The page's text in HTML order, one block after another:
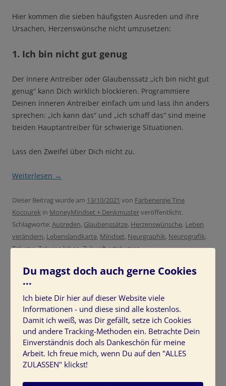
Hier kommen die sieben häufigsten Ausreden und ihre
Ursachen, Herzenswünsche nicht umzusetzen:
1. Ich bin nicht gut genug
Der innere Antreiber oder Glaubenssatz „ich bin nicht gut
genug“ kann Dich wirklich blockieren. Programmiere
Deinen inneren Antreiber einfach um und lass ihn anders
sprechen: „ich kann das“ und „ich schaff das“ sind meine
beiden Hauptantreiber für schwierige Situationen.
Lass den Zweifel über Dich nicht zu.
Weiterlesen →
Dieser Beitrag wurde am 13/10/2021 von Farbenergie Tine
Kocourek in MoneyMindset + Denkmusterveröffentlicht.
Schlagworte: Ausreden, Glaubenssätze, Herzenswünsche, Leben
verändern, Lebenslandkarte, Mindset, Neurgraphik, Neurografik,
Träume,Träume leben,Zukunft erträumen.
HIER SCHREIBT TINE KOCOUREK
Du magst doch auch gerne Cookies
...
Ich biete Dir hier auf dieser Website viele
Informationen - und diese sind alle kostenlos.
Damit ich weiß, was Dir gefällt, setze ich Cookies
und andere Tracking-Methoden ein. Betrachte Dein
Einverständnis doch als Dankeschön für meine
Arbeit. Ich freue mich, wenn Du auf den "ALLES
ZULASSEN" klickst!